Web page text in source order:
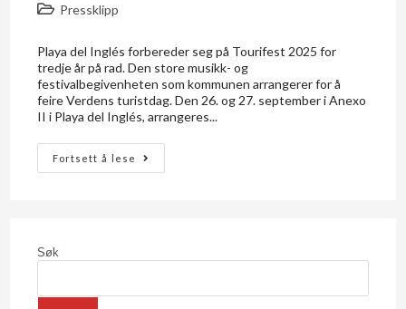
Pressklipp
Playa del Inglés forbereder seg på Tourifest 2025 for
tredje år på rad. Den store musikk- og
festivalbegivenheten som kommunen arrangerer for å
feire Verdens turistdag. Den 26. og 27. september i Anexo
II i Playa del Inglés, arrangeres...
Fortsett å lese
Søk